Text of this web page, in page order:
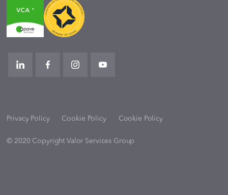
Privacy Policy Cookie Policy Cookie Policy
© 2020 Copyright Valor Services Group